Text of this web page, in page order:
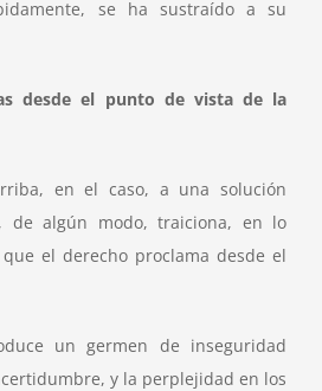
se ha sustraído a su
desde el punto de vista de la
en el caso, a una solución
de algún modo, traiciona, en lo
el derecho proclama desde el
un germen de inseguridad
y la perplejidad en los